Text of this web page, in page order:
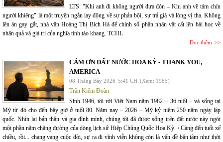
LTS: "Khi anh đi không người đưa đón – Khi anh về tám chín
người khiêng" là một truyện ngắn lay động về sự phản bội, sự trả giá và lòng vị tha. Không
lên án gay gắt, nhà văn Hoàng Thị Bích Hà để chính số phận nhân vật cất lên bài học về
nhân quả và giá trị của nghĩa tình tào khang. TCHL
Đọc thêm
CÁM ƠN ĐẤT NƯỚC HOA KỲ - THANK YOU,
AMERICA
08 Tháng Bảy 2026 5:41 CH (Xem: 1985)
Trần Kiêm Đoàn
Sinh 1946, tôi rời Việt Nam năm 1982 – 36 tuổi – và sống tại
Mỹ từ đó cho đến bây giờ ở tuổi 80. Năm nay – 2026 – Mỹ kỷ niệm 250 năm ngày lập
quốc. Nhìn lại bản thân và gia đình mình, chúng tôi đã được sống trên đất nước này ngót
một phần năm chặng đường của dòng lịch sử Hiệp Chủng Quốc Hoa Kỳ. / Càng đến tuổi xế
chiều, rồi... chạng vạng cuộc đời, sự ra đi vĩnh viễn không còn là vấn đề bận tâm như thời